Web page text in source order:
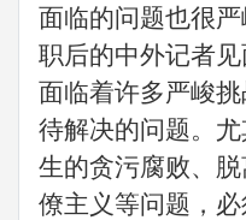
面临的问题也很严
职后的中外记者
面临着许多严峻
待解决的问题。
生的贪污腐败、
僚主义等问题，